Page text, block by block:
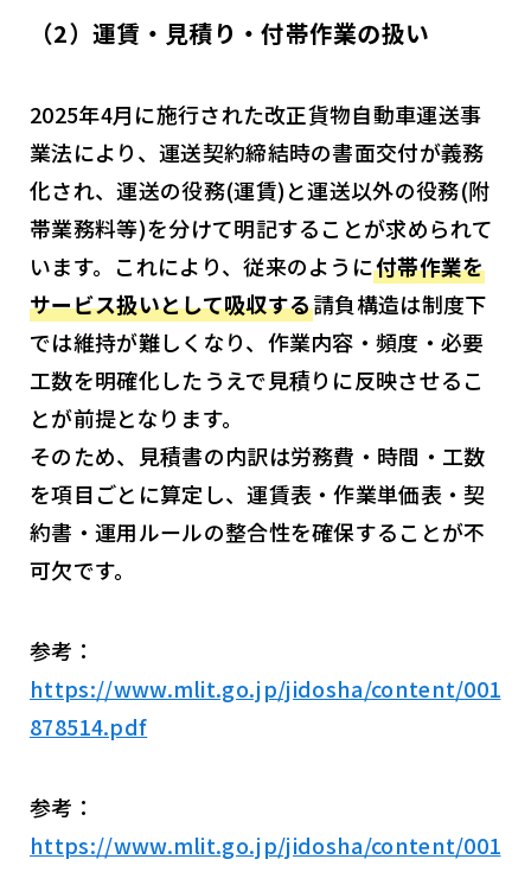
（2）運賃・見積り・付帯作業の扱い
2025年4月に施行された改正貨物自動車運送事
業法により、運送契約締結時の書面交付が義務
化され、運送の役務(運賃)と運送以外の役務(附
帯業務料等)を分けて明記することが求められて
います。これにより、従来のように付帯作業を
サービス扱いとして吸収する請負構造は制度下
では維持が難しくなり、作業内容・頻度・必要
工数を明確化したうえで見積りに反映させるこ
とが前提となります。
そのため、見積書の内訳は労務費・時間・工数
を項目ごとに算定し、運賃表・作業単価表・契
約書・運用ルールの整合性を確保することが不
可欠です。
参考：
https://www.mlit.go.jp/jidosha/content/001
878514.pdf
参考：
https://www.mlit.go.jp/jidosha/content/001